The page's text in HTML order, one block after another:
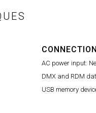
AC power input:
DMX and RDM
USB memory